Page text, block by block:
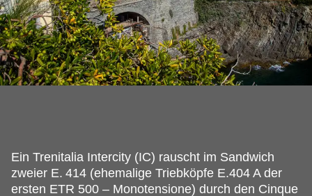
Ein Trenitalia Intercity (IC) rauscht im Sandwich
zweier E. 414 (ehemalige Triebköpfe E.404 A der
ersten ETR 500 – Monotensione) durch den Cinque